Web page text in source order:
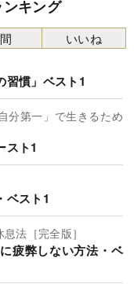
キング
習慣」ベスト1
分第一」で生きるため
スト1
ベスト1
法［完全版］
疲弊しない方法・ベ
いいね